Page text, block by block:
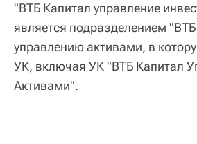
"ВТБ Капитал управление
является подразделением
управлению активами, в
УК, включая УК "ВТБ Капитал
Активами".